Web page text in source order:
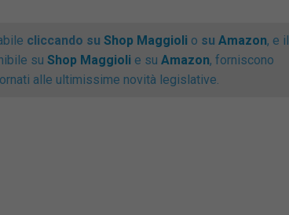
cliccando su Shop Maggioli o su Amazon, e il
su Shop Maggioli e su Amazon, forniscono
alle ultimissime novità legislative.